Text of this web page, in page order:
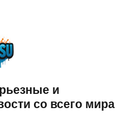
и
со всего мира